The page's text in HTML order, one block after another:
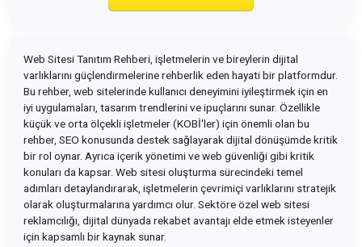
Web Sitesi Tanıtım Rehberi, işletmelerin ve bireylerin dijital
varlıklarını güçlendirmelerine rehberlik eden hayati bir platformdur.
Bu rehber, web sitelerinde kullanıcı deneyimini iyileştirmek için en
iyi uygulamaları, tasarım trendlerini ve ipuçlarını sunar. Özellikle
küçük ve orta ölçekli işletmeler (KOBİ'ler) için önemli olan bu
rehber, SEO konusunda destek sağlayarak dijital dönüşümde kritik
bir rol oynar. Ayrıca içerik yönetimi ve web güvenliği gibi kritik
konuları da kapsar. Web sitesi oluşturma sürecindeki temel
adımları detaylandırarak, işletmelerin çevrimiçi varlıklarını stratejik
olarak oluşturmalarına yardımcı olur. Sektöre özel web sitesi
reklamcılığı, dijital dünyada rekabet avantajı elde etmek isteyenler
için kapsamlı bir kaynak sunar.